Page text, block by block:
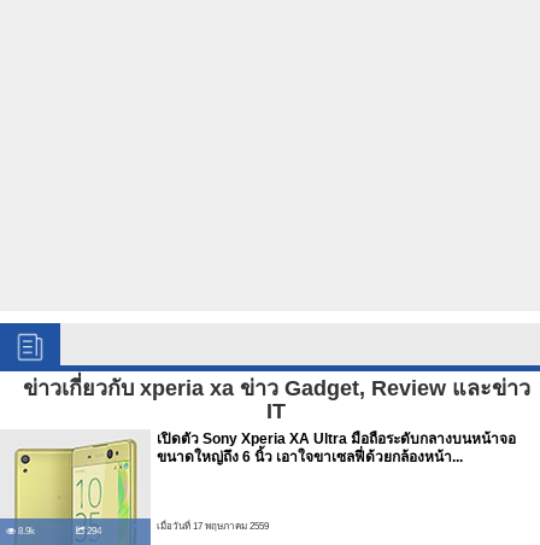
ข่าวเกี่ยวกับ xperia xa ข่าว Gadget, Review และข่าว
IT
8.9k 294
เปิดตัว Sony Xperia XA Ultra มือถือระดับกลางบนหน้าจอ
ขนาดใหญ่ถึง 6 นิ้ว เอาใจขาเซลฟี่ด้วยกล้องหน้า...
เมื่อวันที่ 17 พฤษภาคม 2559